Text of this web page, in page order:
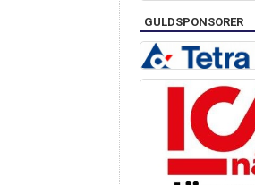
GULDSPONSORER